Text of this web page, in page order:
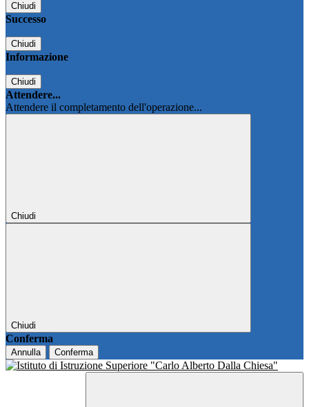
Chiudi
Successo
Chiudi
Informazione
Chiudi
Attendere...
Attendere il completamento dell'operazione...
Chiudi
Chiudi
Conferma
Annulla Conferma